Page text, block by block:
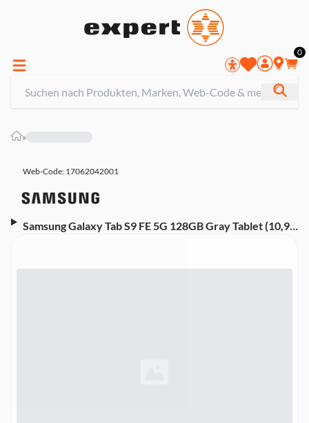
0
»
Web-Code: 17062042001
Samsung Galaxy Tab S9 FE 5G 128GB Gray Tablet (10,9